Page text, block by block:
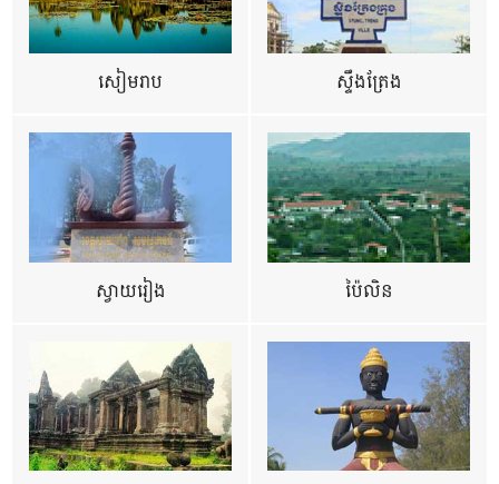
សៀមរាប ស្ទឹងត្រែង
ស្វាយរៀង ប៉ៃលិន